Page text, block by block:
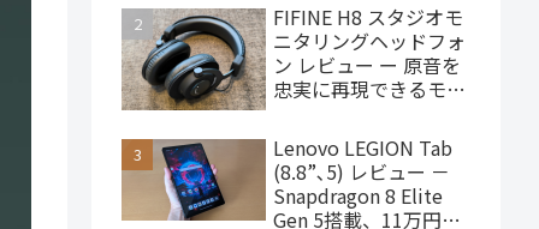
FIFINE H8 スタジオモ
ニタリングヘッドフォ
ン レビュー ー 原音を
忠実に再現できるモニ
4,000円台で購入でき
ます
Lenovo LEGION Tab
(8.8”､5) レビュー －
Snapdragon 8 Elite
Gen 5搭載、11万円台